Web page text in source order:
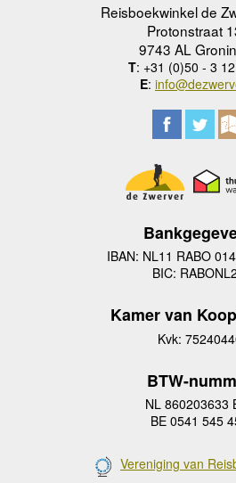
Reisboekwinkel de
Protonstraat
9743 AL
T: +31 (0)50 - 3
E:
IBAN: NL11 RABO
BIC:
Kamer van
Kvk:
BTW-
NL 860203633
BE 0541 545
Vereniging van